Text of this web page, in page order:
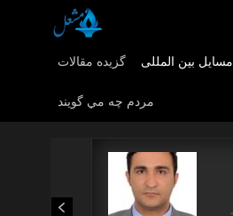
گزیده مقالات مسایل بین المللی
مردم چه مي گويند